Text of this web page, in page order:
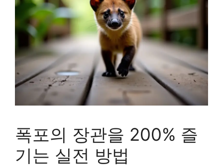
폭포의 장관을 200% 즐
기는 실전 방법